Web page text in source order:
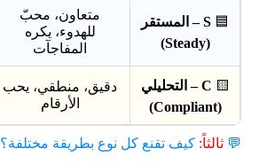
🟦
S – المستقر
(Steady)
متعاون، محبّ
للهدوء، يكره
المفاجآت
🟨
C – التحليلي
(Compliant)
دقيق، منطقي، يحب
الأرقام
💬 ثالثاً: كيف تقنع كل نوع بطريقة مختلفة؟